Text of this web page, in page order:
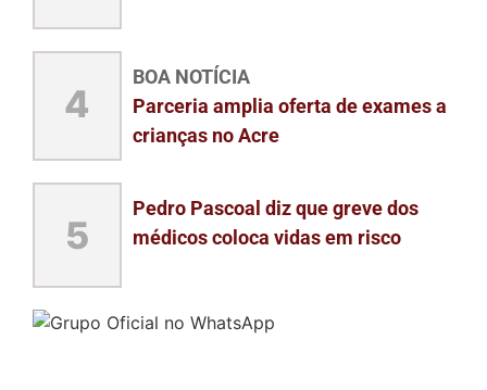
4
BOA NOTÍCIA
Parceria amplia oferta de exames a
crianças no Acre
5
Pedro Pascoal diz que greve dos
médicos coloca vidas em risco